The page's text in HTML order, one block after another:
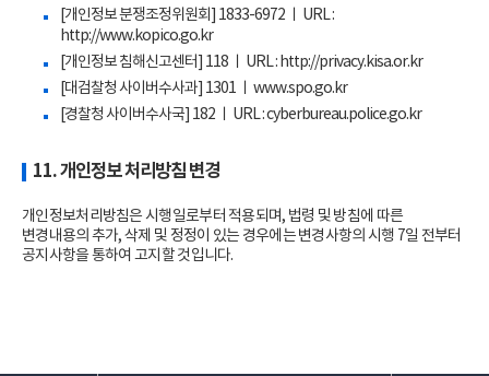
[개인정보 분쟁조정위원회] 1833-6972 ㅣ URL :
http://www.kopico.go.kr
[개인정보 침해신고센터] 118 ㅣ URL :http://privacy.kisa.or.kr
[대검찰청 사이버수사과] 1301 ㅣ www.spo.go.kr
[경찰청 사이버수사국] 182 ㅣ URL :cyberbureau.police.go.kr
11. 개인정보 처리방침 변경
개인정보처리방침은 시행일로부터 적용되며, 법령 및 방침에 따른
변경내용의 추가, 삭제 및 정정이 있는 경우에는 변경사항의 시행 7일 전부터
공지사항을 통하여 고지할 것입니다.